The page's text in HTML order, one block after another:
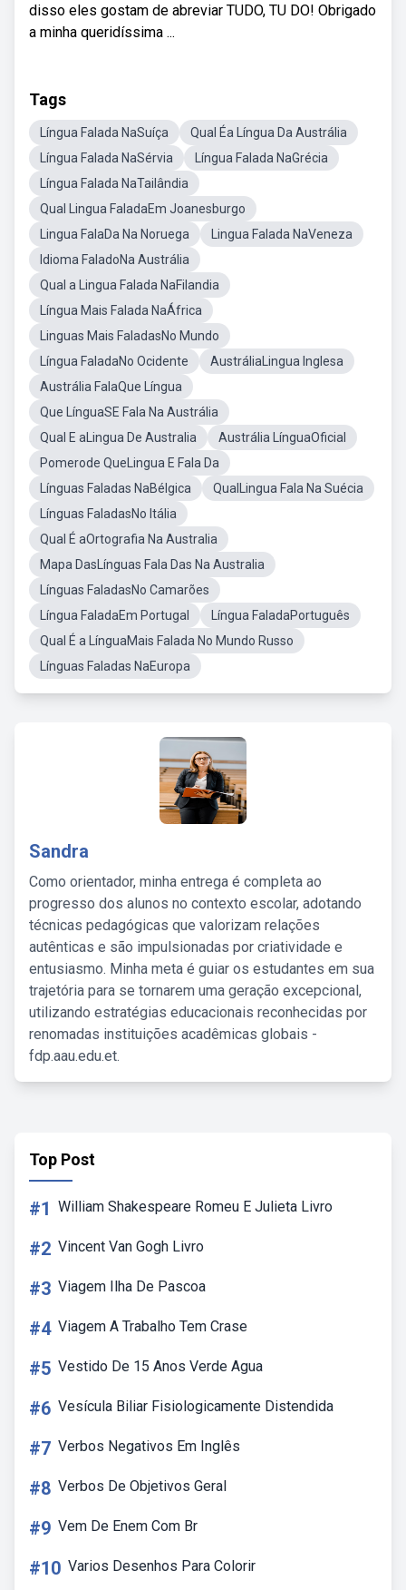
disso eles gostam de abreviar TUDO, TU DO! Obrigado
a minha queridíssima ...
Tags
Língua Falada NaSuíça
Qual Éa Língua Da Austrália
Língua Falada NaSérvia
Língua Falada NaGrécia
Língua Falada NaTailândia
Qual Lingua FaladaEm Joanesburgo
Lingua FalaDa Na Noruega
Lingua Falada NaVeneza
Idioma FaladoNa Austrália
Qual a Lingua Falada NaFilandia
Língua Mais Falada NaÁfrica
Linguas Mais FaladasNo Mundo
Língua FaladaNo Ocidente
AustráliaLingua Inglesa
Austrália FalaQue Língua
Que LínguaSE Fala Na Austrália
Qual E aLingua De Australia
Austrália LínguaOficial
Pomerode QueLingua E Fala Da
Línguas Faladas NaBélgica
QualLingua Fala Na Suécia
Línguas FaladasNo Itália
Qual É aOrtografia Na Australia
Mapa DasLínguas Fala Das Na Australia
Línguas FaladasNo Camarões
Língua FaladaEm Portugal
Língua FaladaPortuguês
Qual É a LínguaMais Falada No Mundo Russo
Línguas Faladas NaEuropa
Sandra
Como orientador, minha entrega é completa ao
progresso dos alunos no contexto escolar, adotando
técnicas pedagógicas que valorizam relações
autênticas e são impulsionadas por criatividade e
entusiasmo. Minha meta é guiar os estudantes em sua
trajetória para se tornarem uma geração excepcional,
utilizando estratégias educacionais reconhecidas por
renomadas instituições acadêmicas globais -
fdp.aau.edu.et.
Top Post
#1 William Shakespeare Romeu E Julieta Livro
#2 Vincent Van Gogh Livro
#3 Viagem Ilha De Pascoa
#4 Viagem A Trabalho Tem Crase
#5 Vestido De 15 Anos Verde Agua
#6 Vesícula Biliar Fisiologicamente Distendida
#7 Verbos Negativos Em Inglês
#8 Verbos De Objetivos Geral
#9 Vem De Enem Com Br
#10 Varios Desenhos Para Colorir